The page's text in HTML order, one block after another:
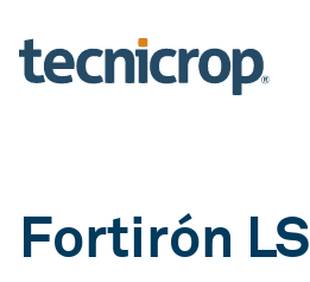
Fortirón LS